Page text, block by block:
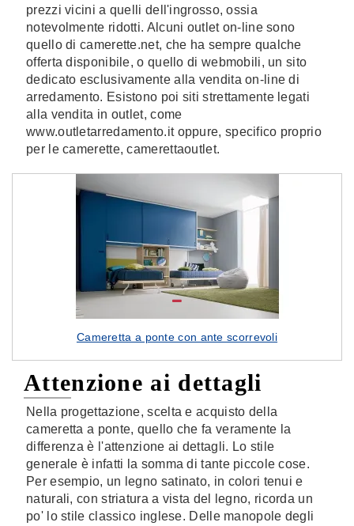
prezzi vicini a quelli dell'ingrosso, ossia
notevolmente ridotti. Alcuni outlet on-line sono
quello di camerette.net, che ha sempre qualche
offerta disponibile, o quello di webmobili, un sito
dedicato esclusivamente alla vendita on-line di
arredamento. Esistono poi siti strettamente legati
alla vendita in outlet, come
www.outletarredamento.it oppure, specifico proprio
per le camerette, camerettaoutlet.
Cameretta a ponte con ante scorrevoli
Attenzione ai dettagli
Nella progettazione, scelta e acquisto della
cameretta a ponte, quello che fa veramente la
differenza è l'attenzione ai dettagli. Lo stile
generale è infatti la somma di tante piccole cose.
Per esempio, un legno satinato, in colori tenui e
naturali, con striatura a vista del legno, ricorda un
po' lo stile classico inglese. Delle manopole degli